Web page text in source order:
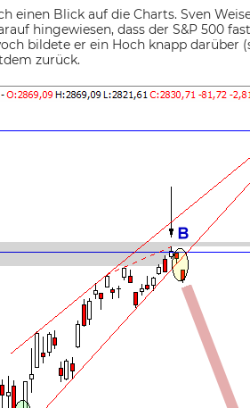
einen Blick auf die Charts. Sven
hingewiesen, dass der S&P 500
bildete er ein Hoch knapp darüber
zurück.